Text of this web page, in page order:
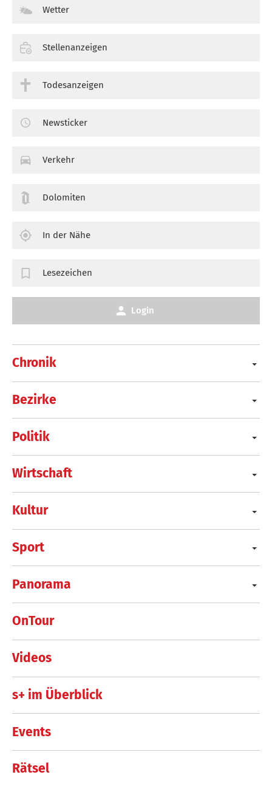
Chronik
Bezirke
Politik
Wirtschaft
Kultur
Sport
Panorama
OnTour
Videos
s+ im Überblick
Events
Rätsel
Wetter
Stellenanzeigen
Todesanzeigen
Newsticker
Verkehr
Dolomiten
In der Nähe
Lesezeichen
Login